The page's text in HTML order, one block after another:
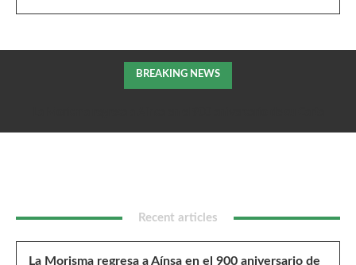
BREAKING NEWS
Recent articles
La Morisma regresa a Aínsa en el 900 aniversario de